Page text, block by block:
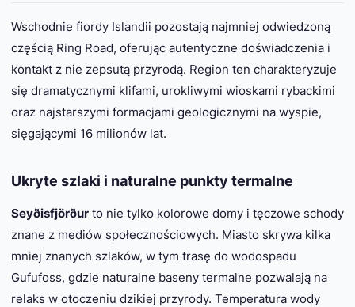
Wschodnie fiordy Islandii pozostają najmniej odwiedzoną
częścią Ring Road, oferując autentyczne doświadczenia i
kontakt z nie zepsutą przyrodą. Region ten charakteryzuje
się dramatycznymi klifami, urokliwymi wioskami rybackimi
oraz najstarszymi formacjami geologicznymi na wyspie,
sięgającymi 16 milionów lat.
Ukryte szlaki i naturalne punkty termalne
Seyðisfjörður to nie tylko kolorowe domy i tęczowe schody
znane z mediów społecznościowych. Miasto skrywa kilka
mniej znanych szlaków, w tym trasę do wodospadu
Gufufoss, gdzie naturalne baseny termalne pozwalają na
relaks w otoczeniu dzikiej przyrody. Temperatura wody